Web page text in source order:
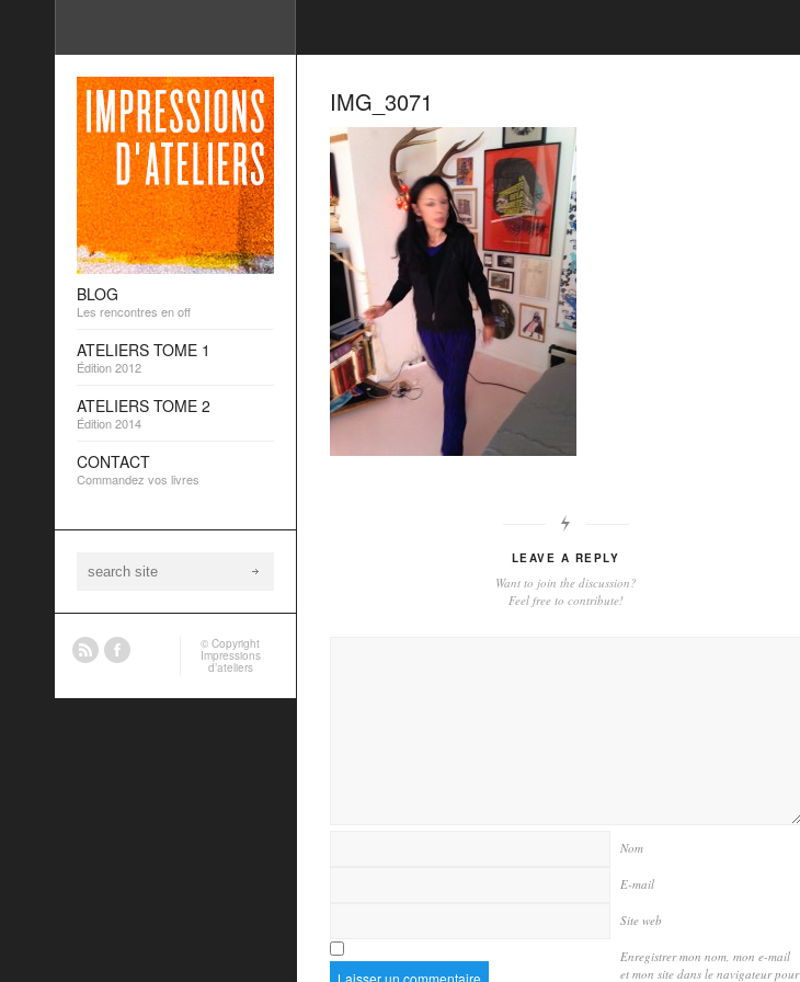
IMG_3071
LEAVE A REPLY
Want to join the discussion?
Feel free to contribute!
Nom
E-mail
Site web
Enregistrer mon nom, mon e-mail
et mon site dans le navigateur pour
BLOG
Les rencontres en off
ATELIERS TOME 1
Édition 2012
ATELIERS TOME 2
Édition 2014
CONTACT
Commandez vos livres
© Copyright
Impressions
d’ateliers